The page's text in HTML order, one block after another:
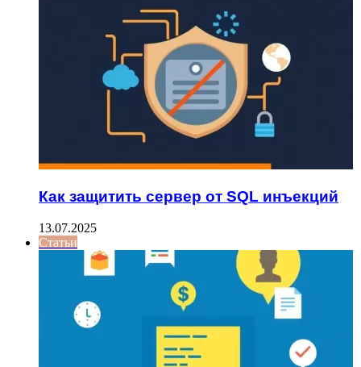
Как защитить сервер от SQL инъекций
13.07.2025
Статьи